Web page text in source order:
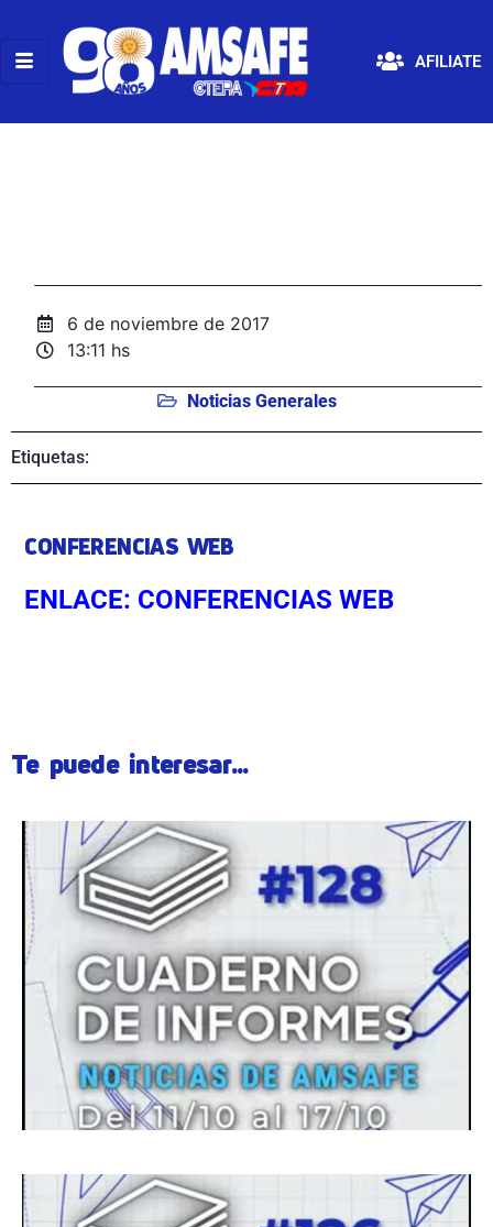
AFILIATE
6 de noviembre de 2017
13:11 hs
Noticias Generales
Etiquetas:
CONFERENCIAS WEB
ENLACE: CONFERENCIAS WEB
Te puede interesar...